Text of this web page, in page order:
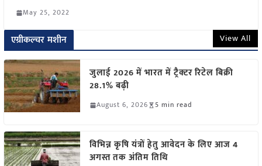
May 25, 2022
एग्रीकल्चर मशीन View All
जुलाई 2026 में भारत में ट्रैक्टर रिटेल बिक्री
28.1% बढ़ी
August 6, 2026 5 min read
विभिन्न कृषि यंत्रों हेतु आवेदन के लिए आज 4
अगस्त तक अंतिम तिथि